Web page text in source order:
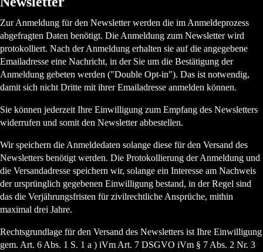
Zur Anmeldung für den Newsletter werden die im Anmeldeprozess
abgefragten Daten benötigt. Die Anmeldung zum Newsletter wird
protokolliert. Nach der Anmeldung erhalten sie auf die angegebene
Emailadresse eine Nachricht, in der Sie um die Bestätigung der
Anmeldung gebeten werden ("Double Opt-in"). Das ist notwendig,
damit sich nicht Dritte mit ihrer Emailadresse anmelden können.
Sie können jederzeit Ihre Einwilligung zum Empfang des Newsletters
widerrufen und somit den Newsletter abbestellen.
Wir speichern die Anmeldedaten solange diese für den Versand des
Newsletters benötigt werden. Die Protokollierung der Anmeldung und
die Versandadresse speichern wir, solange ein Interesse am Nachweis
der ursprünglich gegebenen Einwilligung bestand, in der Regel sind
das die Verjährungsfristen für zivilrechtliche Ansprüche, mithin
maximal drei Jahre.
Rechtsgrundlage für den Versand des Newsletters ist Ihre Einwilligung
gem. Art. 6 Abs. 1 S. 1 a ) iVm Art. 7 DSGVO iVm § 7 Abs. 2 Nr. 3